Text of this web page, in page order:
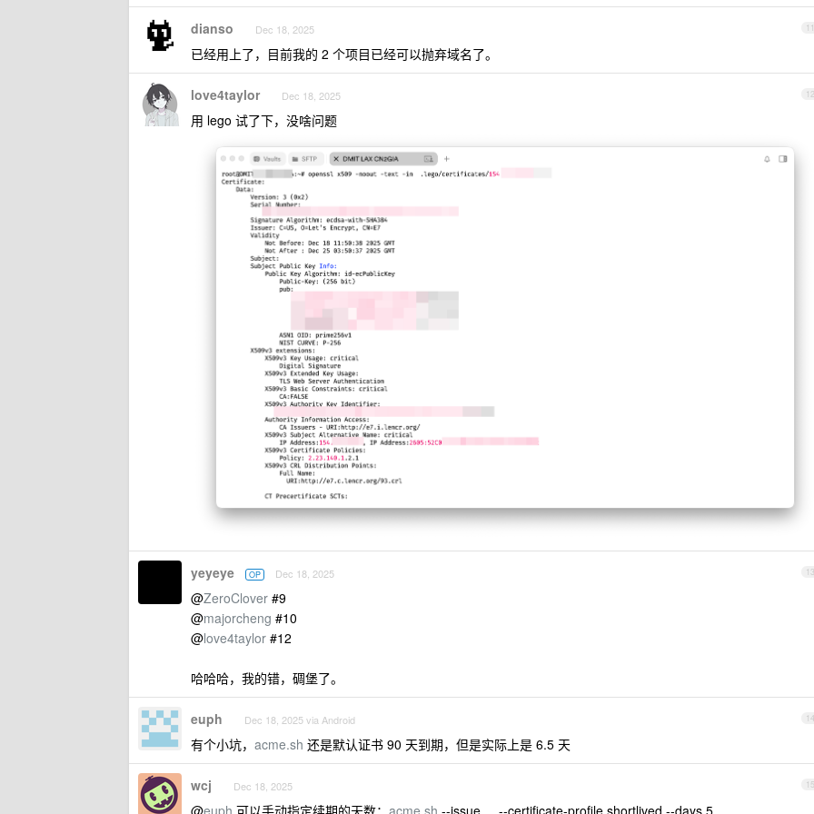
11
dianso Dec 18, 2025
已经用上了，目前我的 2 个项目已经可以抛弃域名了。
12
love4taylor Dec 18, 2025
用 lego 试了下，没啥问题
13
yeyeye OP Dec 18, 2025
@ZeroClover #9
@majorcheng #10
@love4taylor #12
哈哈哈，我的错，碉堡了。
14
euph Dec 18, 2025 via Android
有个小坑， acme.sh 还是默认证书 90 天到期，但是实际上是 6.5 天
15
wcj Dec 18, 2025
@euph 可以手动指定续期的天数： acme.sh --issue ... --certificate-profile shortlived --days 5